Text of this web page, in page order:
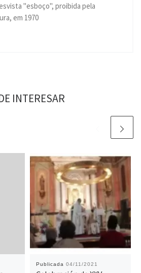
"esboço", proibida pela
em 1970
INTERESAR
Publicada 04/11/2021